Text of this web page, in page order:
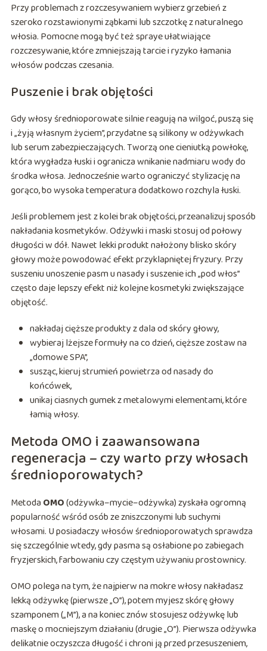
Przy problemach z rozczesywaniem wybierz grzebień z
szeroko rozstawionymi ząbkami lub szczotkę z naturalnego
włosia. Pomocne mogą być też spraye ułatwiające
rozczesywanie, które zmniejszają tarcie i ryzyko łamania
włosów podczas czesania.
Puszenie i brak objętości
Gdy włosy średnioporowate silnie reagują na wilgoć, puszą się
i „żyją własnym życiem”, przydatne są silikony w odżywkach
lub serum zabezpieczających. Tworzą one cieniutką powłokę,
która wygładza łuski i ogranicza wnikanie nadmiaru wody do
środka włosa. Jednocześnie warto ograniczyć stylizację na
gorąco, bo wysoka temperatura dodatkowo rozchyla łuski.
Jeśli problemem jest z kolei brak objętości, przeanalizuj sposób
nakładania kosmetyków. Odżywki i maski stosuj od połowy
długości w dół. Nawet lekki produkt nałożony blisko skóry
głowy może powodować efekt przyklapniętej fryzury. Przy
suszeniu unoszenie pasm u nasady i suszenie ich „pod włos”
często daje lepszy efekt niż kolejne kosmetyki zwiększające
objętość.
nakładaj cięższe produkty z dala od skóry głowy,
wybieraj lżejsze formuły na co dzień, cięższe zostaw na
„domowe SPA”,
susząc, kieruj strumień powietrza od nasady do
końcówek,
unikaj ciasnych gumek z metalowymi elementami, które
łamią włosy.
Metoda OMO i zaawansowana
regeneracja – czy warto przy włosach
średnioporowatych?
Metoda OMO(odżywka–mycie–odżywka) zyskała ogromną
popularność wśród osób ze zniszczonymi lub suchymi
włosami. U posiadaczy włosów średnioporowatych sprawdza
się szczególnie wtedy, gdy pasma są osłabione po zabiegach
fryzjerskich, farbowaniu czy częstym używaniu prostownicy.
OMO polega na tym, że najpierw na mokre włosy nakładasz
lekką odżywkę (pierwsze „O”), potem myjesz skórę głowy
szamponem („M”), a na koniec znów stosujesz odżywkę lub
maskę o mocniejszym działaniu (drugie „O”). Pierwsza odżywka
delikatnie oczyszcza długość i chroni ją przed przesuszeniem,